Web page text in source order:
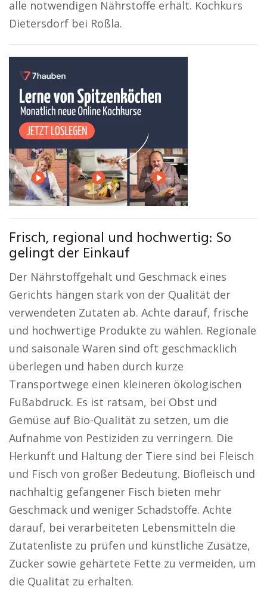
alle notwendigen Nährstoffe erhält. Kochkurs
Dietersdorf bei Roßla.
Frisch, regional und hochwertig: So
gelingt der Einkauf
Der Nährstoffgehalt und Geschmack eines
Gerichts hängen stark von der Qualität der
verwendeten Zutaten ab. Achte darauf, frische
und hochwertige Produkte zu wählen. Regionale
und saisonale Waren sind oft geschmacklich
überlegen und haben durch kurze
Transportwege einen kleineren ökologischen
Fußabdruck. Es ist ratsam, bei Obst und
Gemüse auf Bio-Qualität zu setzen, um die
Aufnahme von Pestiziden zu verringern. Die
Herkunft und Haltung der Tiere sind bei Fleisch
und Fisch von großer Bedeutung. Biofleisch und
nachhaltig gefangener Fisch bieten mehr
Geschmack und weniger Schadstoffe. Achte
darauf, bei verarbeiteten Lebensmitteln die
Zutatenliste zu prüfen und künstliche Zusätze,
Zucker sowie gehärtete Fette zu vermeiden, um
die Qualität zu erhalten.